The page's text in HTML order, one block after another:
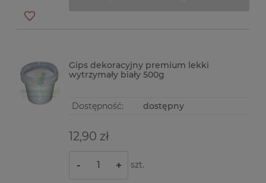
Gips dekoracyjny premium lekki
wytrzymały biały 500g
Dostępność: dostępny
12,90 zł
- + szt.